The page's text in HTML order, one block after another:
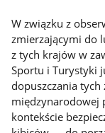
W związku z
zmierzającymi do
z tych krajów w
Sportu i Turystyki
dopuszczania
kontekście